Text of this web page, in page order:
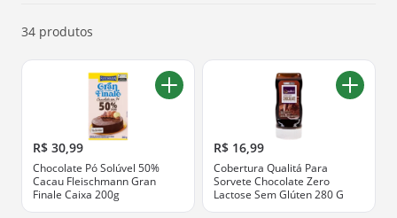
ofertas abaixo.
34 produtos
R$ 30,99
Chocolate Pó Solúvel 50%
Cacau Fleischmann Gran
Finale Caixa 200g
R$ 16,99
Cobertura Qualitá Para
Sorvete Chocolate Zero
Lactose Sem Glúten 280 G